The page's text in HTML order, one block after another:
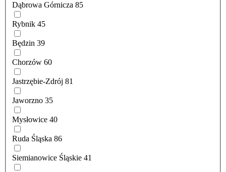
Dąbrowa Górnicza 85
Rybnik 45
Będzin 39
Chorzów 60
Jastrzębie-Zdrój 81
Jaworzno 35
Mysłowice 40
Ruda Śląska 86
Siemianowice Śląskie 41